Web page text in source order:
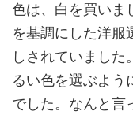
色は、白を買いま
を基調にした洋服
しされていました
るい色を選ぶよう
でした。なんと言